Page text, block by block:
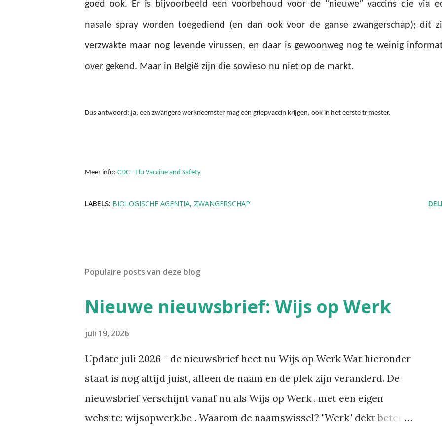
goed ook. Er is bijvoorbeeld een voorbehoud voor de “nieuwe” vaccins die via
nasale spray worden toegediend (en dan ook voor de ganse zwangerschap); dit
verzwakte maar nog levende virussen, en daar is gewoonweg nog te weinig
over gekend. Maar in België zijn die sowieso nu niet op de markt.
Dus antwoord: ja, een zwangere werkneemster mag een griepvaccin krijgen, ook in het eerste trimester.
Meer info: CDC - Flu Vaccine and Safety
LABELS: BIOLOGISCHE AGENTIA ZWANGERSCHAP
Populaire posts van deze blog
Nieuwe nieuwsbrief: Wijs op Werk
juli 19, 2026
Update juli 2026 - de nieuwsbrief heet nu Wijs op Werk Wat hieronder
staat is nog altijd juist, alleen de naam en de plek zijn veranderd. De
nieuwsbrief verschijnt vanaf nu als Wijs op Werk , met een eigen
website: wijsopwerk.be . Waarom de naamswissel? "Werk" dekt beter